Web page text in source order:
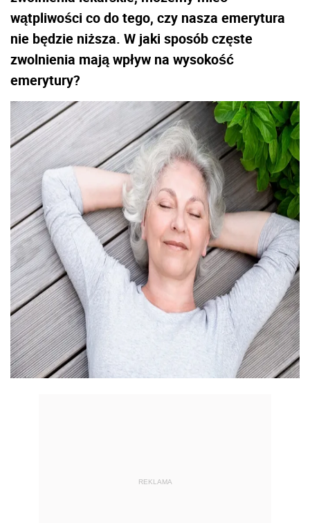
wątpliwości co do tego, czy nasza emerytura
nie będzie niższa. W jaki sposób częste
zwolnienia mają wpływ na wysokość
emerytury?
REKLAMA